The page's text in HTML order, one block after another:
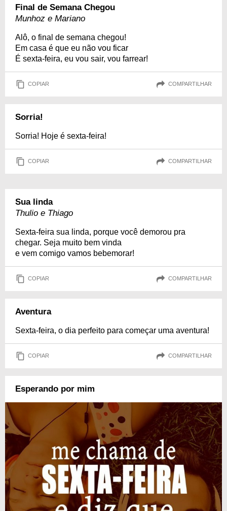
Final de Semana Chegou
Munhoz e Mariano
Alô, o final de semana chegou!
Em casa é que eu não vou ficar
É sexta-feira, eu vou sair, vou farrear!
COPIAR COMPARTILHAR
Sorria!
Sorria! Hoje é sexta-feira!
COPIAR COMPARTILHAR
Sua linda
Thulio e Thiago
Sexta-feira sua linda, porque você demorou pra
chegar. Seja muito bem vinda
e vem comigo vamos bebemorar!
COPIAR COMPARTILHAR
Aventura
Sexta-feira, o dia perfeito para começar uma aventura!
COPIAR COMPARTILHAR
Esperando por mim